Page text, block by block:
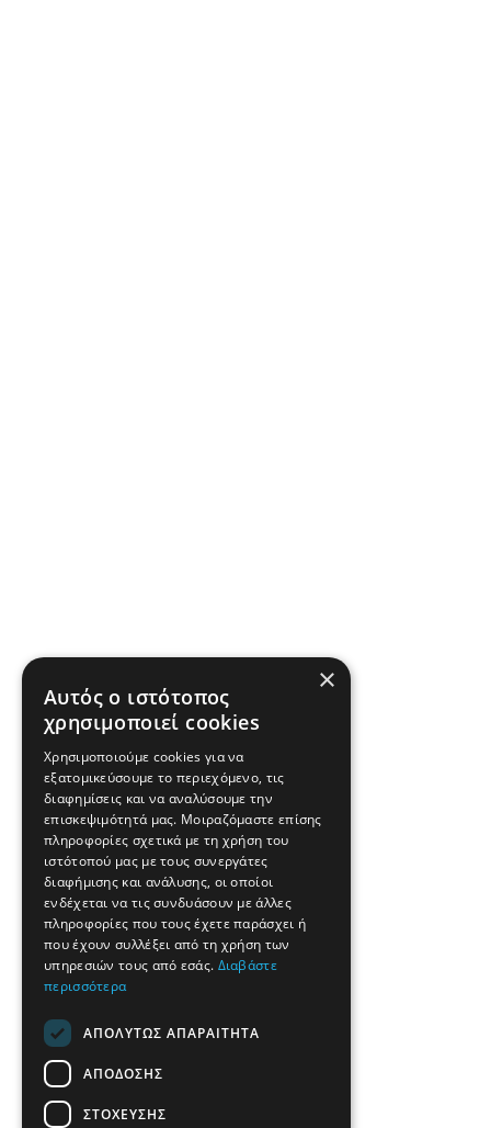
×
Αυτός ο ιστότοπος
χρησιμοποιεί cookies
Χρησιμοποιούμε cookies για να
εξατομικεύσουμε το περιεχόμενο, τις
διαφημίσεις και να αναλύσουμε την
επισκεψιμότητά μας. Μοιραζόμαστε επίσης
πληροφορίες σχετικά με τη χρήση του
ιστότοπού μας με τους συνεργάτες
διαφήμισης και ανάλυσης, οι οποίοι
ενδέχεται να τις συνδυάσουν με άλλες
πληροφορίες που τους έχετε παράσχει ή
που έχουν συλλέξει από τη χρήση των
υπηρεσιών τους από εσάς. Διαβάστε
περισσότερα
ΑΠΟΛΎΤΩΣ ΑΠΑΡΑΊΤΗΤΑ
ΑΠΌΔΟΣΗΣ
ΣΤΌΧΕΥΣΗΣ